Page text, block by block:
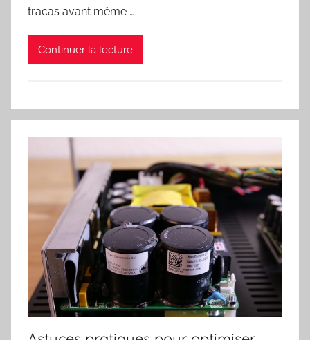
tracas avant même …
Continuer la lecture